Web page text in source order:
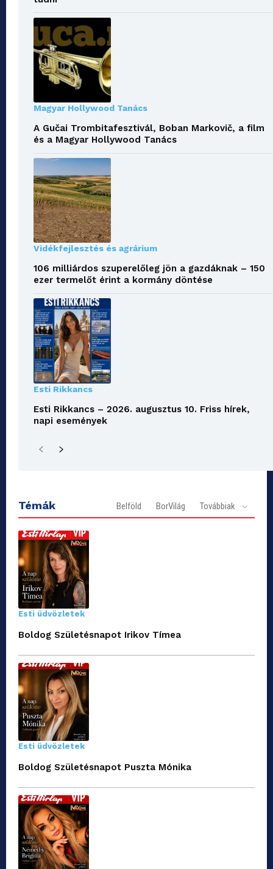
Magyar Hollywood Tanács
A Gučai Trombitafesztivál, Boban Markovič, a film
és a Magyar Hollywood Tanács
Vidékfejlesztés és agrárium
106 milliárdos szuperelőleg jön a gazdáknak – 150
ezer termelőt érint a kormány döntése
Esti Rikkancs
Esti Rikkancs – 2026. augusztus 10. Friss hírek,
napi események
Témák Belföld BorVilág Továbbiak
Esti üdvözletek
Boldog Születésnapot Irikov Tímea
Esti üdvözletek
Boldog Születésnapot Puszta Mónika